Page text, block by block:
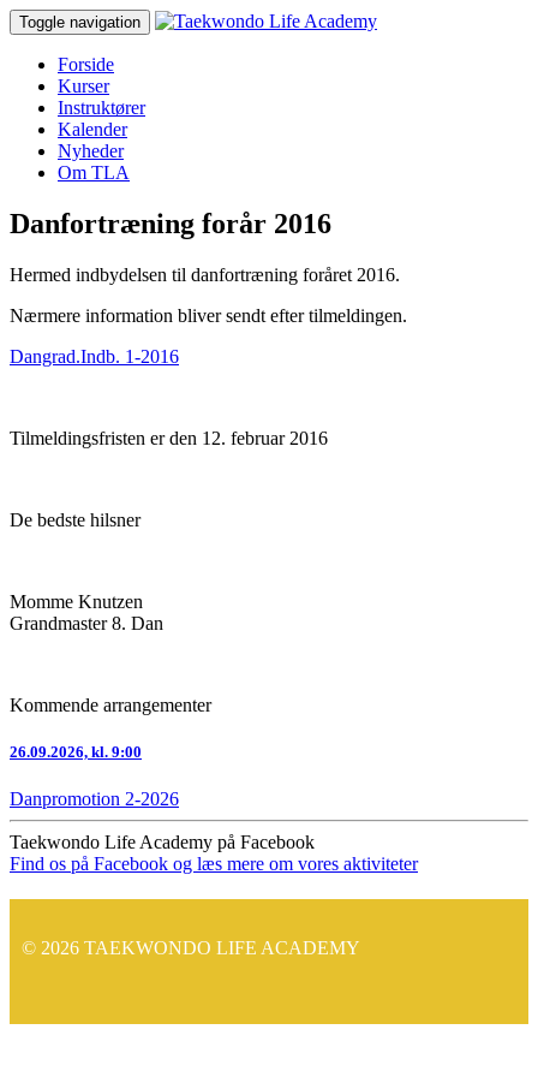
Toggle navigation
Forside
Kurser
Instruktører
Kalender
Nyheder
Om TLA
Danfortræning forår 2016
Hermed indbydelsen til danfortræning foråret 2016.
Nærmere information bliver sendt efter tilmeldingen.
Dangrad.Indb. 1-2016
Tilmeldingsfristen er den 12. februar 2016
De bedste hilsner
Momme Knutzen
Grandmaster 8. Dan
Kommende arrangementer
26.09.2026, kl. 9:00
Danpromotion 2-2026
Taekwondo Life Academy på Facebook
Find os på Facebook og læs mere om vores aktiviteter
© 2026 TAEKWONDO LIFE ACADEMY